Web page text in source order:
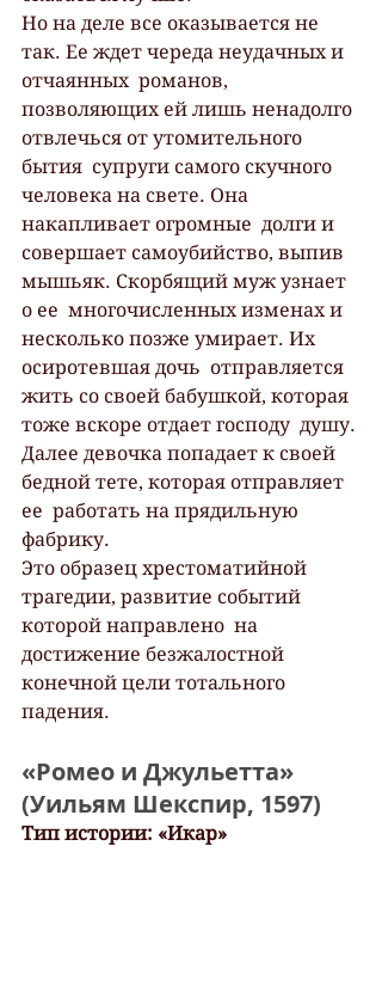
Но на деле все оказывается не
так. Ее ждет череда неудачных и
отчаянных  романов,
позволяющих ей лишь ненадолго
отвлечься от утомительного
бытия  супруги самого скучного
человека на свете. Она
накапливает огромные  долги и
совершает самоубийство, выпив
мышьяк. Скорбящий муж узнает
о ее  многочисленных изменах и
несколько позже умирает. Их
осиротевшая дочь  отправляется
жить со своей бабушкой, которая
тоже вскоре отдает господу  душу.
Далее девочка попадает к своей
бедной тете, которая отправляет
ее  работать на прядильную
фабрику.
Это образец хрестоматийной
трагедии, развитие событий
которой направлено  на
достижение безжалостной
конечной цели тотального
падения.
«Ромео и Джульетта»
(Уильям Шекспир, 1597)
Тип истории: «Икар»